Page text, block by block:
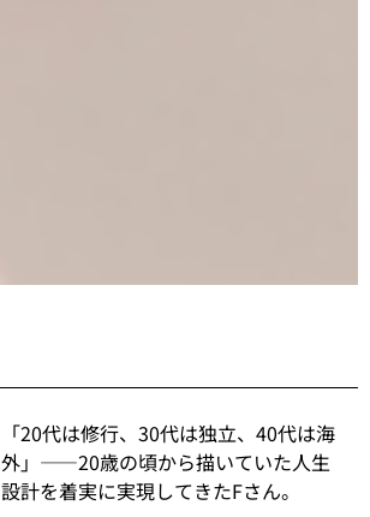
「20代は修行、30代は独立、40代は海
外」——20歳の頃から描いていた人生
設計を着実に実現してきたFさん。